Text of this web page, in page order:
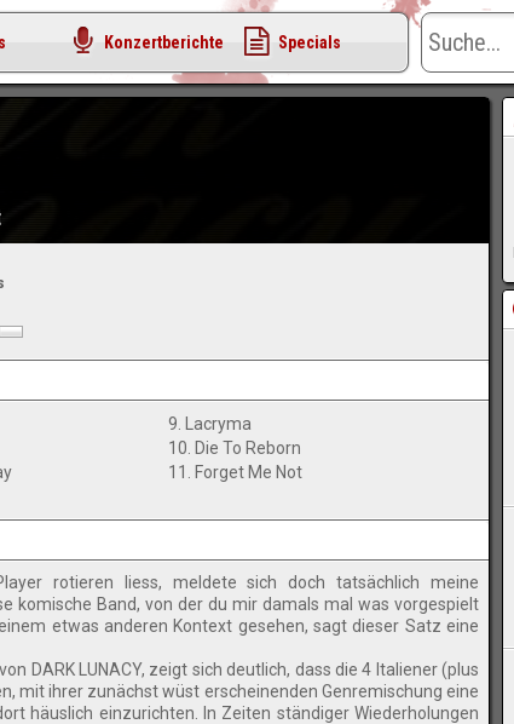
9. Lacryma
10. Die To Reborn
11. Forget Me Not
rotieren liess, meldete sich doch tatsächlich meine
komische Band, von der du mir damals mal was vorgespielt
etwas anderen Kontext gesehen, sagt dieser Satz eine
DARK LUNACY, zeigt sich deutlich, dass die 4 Italiener (plus
mit ihrer zunächst wüst erscheinenden Genremischung eine
häuslich einzurichten. In Zeiten ständiger Wiederholungen
Konzertberichte Specials